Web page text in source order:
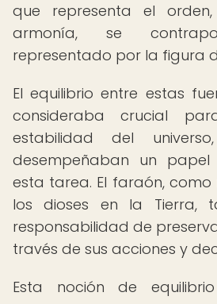
que representa el
armonía, se
representado por la figura
El equilibrio entre estas
consideraba crucial
estabilidad del
desempeñaban un
esta tarea. El faraón,
los dioses en la Tierra,
responsabilidad de
través de sus acciones y
Esta noción de